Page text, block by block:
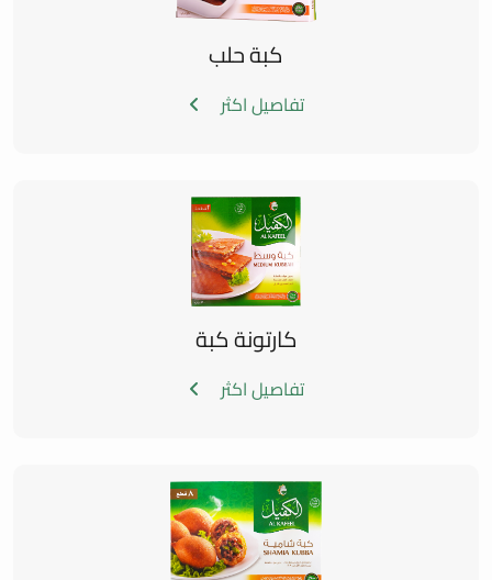
كبة حلب
تفاصيل اكثر
كارتونة كبة
تفاصيل اكثر